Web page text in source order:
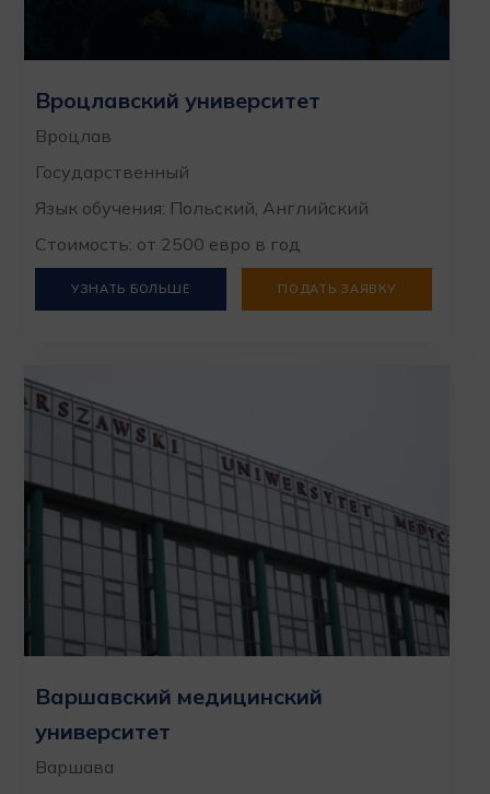
Вроцлавский университет
Вроцлав
Государственный
Язык обучения: Польский, Английский
Стоимость: от 2500 евро в год
УЗНАТЬ БОЛЬШЕ ПОДАТЬ ЗАЯВКУ
Варшавский медицинский
университет
Варшава